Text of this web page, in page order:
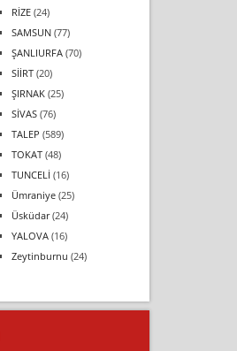
RİZE(24)
SAMSUN(77)
ŞANLIURFA(70)
SİİRT(20)
ŞIRNAK(25)
SİVAS(76)
TALEP (589)
TOKAT(48)
TUNCELİ (16)
Ümraniye(25)
Üsküdar(24)
YALOVA(16)
Zeytinburnu (24)